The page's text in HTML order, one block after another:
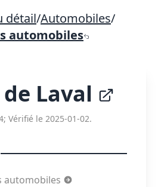
détail/Automobiles/
automobiles
Laval
Vérifié le 2025-01-02.
automobiles